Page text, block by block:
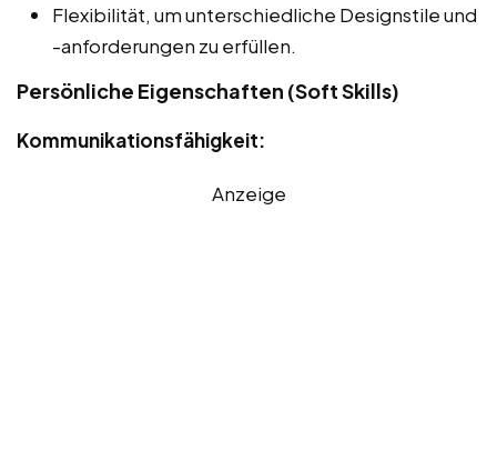
Flexibilität, um unterschiedliche Designstile und
-anforderungen zu erfüllen.
Persönliche Eigenschaften (Soft Skills)
Kommunikationsfähigkeit:
Anzeige